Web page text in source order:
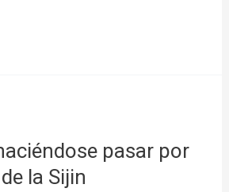
pasar por
la Sijin